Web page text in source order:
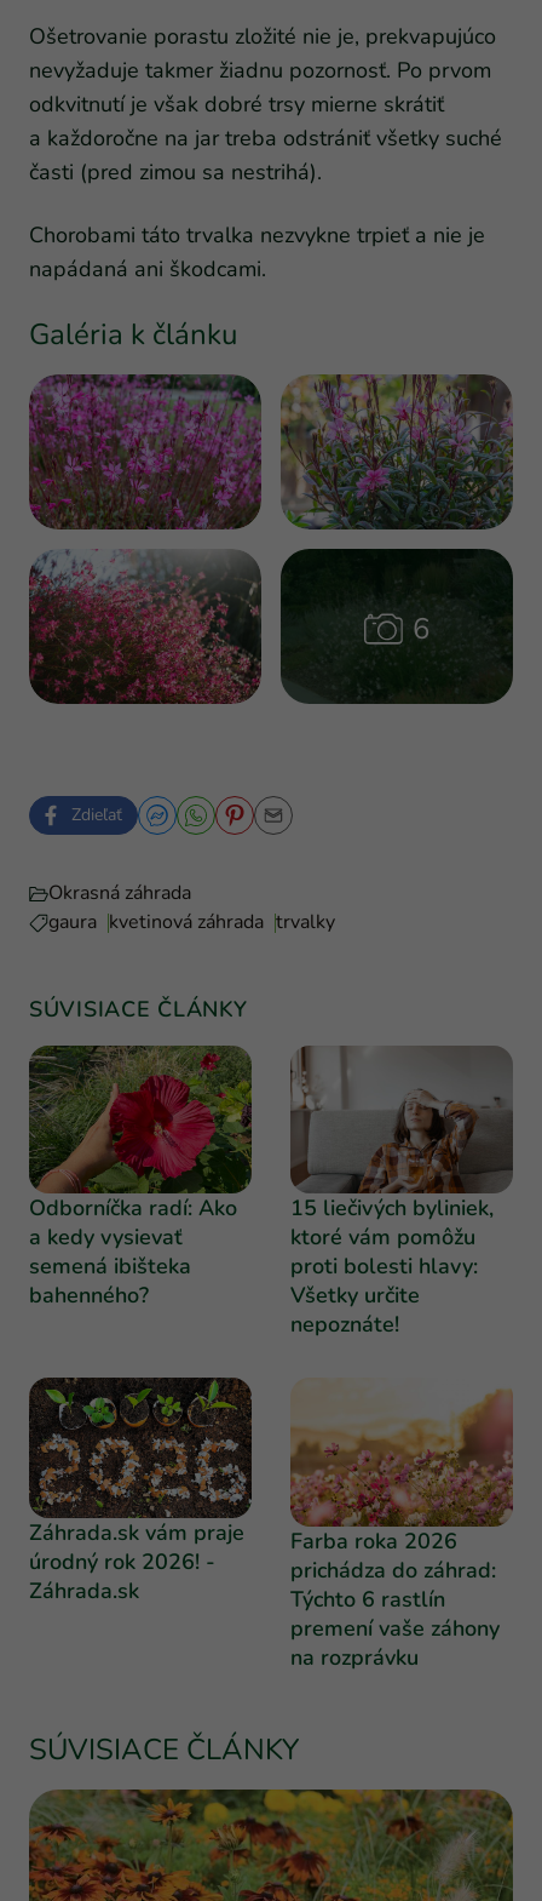
Ošetrovanie porastu zložité nie je, prekvapujúco
nevyžaduje takmer žiadnu pozornosť. Po prvom
odkvitnutí je však dobré trsy mierne skrátiť
a každoročne na jar treba odstrániť všetky suché
časti (pred zimou sa nestrihá).
Chorobami táto trvalka nezvykne trpieť a nie je
napádaná ani škodcami.
Galéria k článku
Zdieľať
Okrasná záhrada
gaura kvetinová záhrada trvalky
SÚVISIACE ČLÁNKY
Odborníčka radí: Ako
a kedy vysievať
semená ibišteka
bahenného?
15 liečivých byliniek,
ktoré vám pomôžu
proti bolesti hlavy:
Všetky určite
nepoznáte!
Záhrada.sk vám praje
úrodný rok 2026! -
Záhrada.sk
Farba roka 2026
prichádza do záhrad:
Týchto 6 rastlín
premení vaše záhony
na rozprávku
SÚVISIACE ČLÁNKY